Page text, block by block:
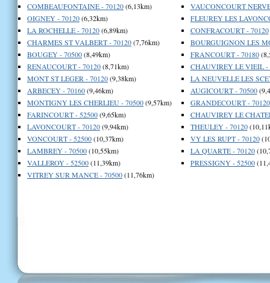
COMBEAUFONTAINE - 70120(6,13km)
OIGNEY - 70120(6,32km)
LA ROCHELLE - 70120(6,89km)
CHARMES ST VALBERT - 70120(7,76km)
BOUGEY - 70500(8,49km)
RENAUCOURT - 70120(8,71km)
MONT ST LEGER - 70120(9,38km)
ARBECEY - 70160(9,46km)
MONTIGNY LES CHERLIEU - 70500(9,57km)
FARINCOURT - 52500(9,65km)
LAVONCOURT - 70120(9,94km)
VONCOURT - 52500(10,37km)
LAMBREY - 70500(10,55km)
VALLEROY - 52500(11,39km)
VITREY SUR MANCE - 70500(11,76km)
VAUCONCOURT
FLEUREY LES
CONFRACOURT - 70120
BOURGUIGNON LES
FRANCOURT - 70180
CHAUVIREY LE VIEIL -
LA NEUVELLE LES
AUGICOURT - 70500
GRANDECOURT - 70120
CHAUVIREY LE
THEULEY - 70120
VY LES RUPT - 70120
LA QUARTE - 70120
PRESSIGNY - 52500